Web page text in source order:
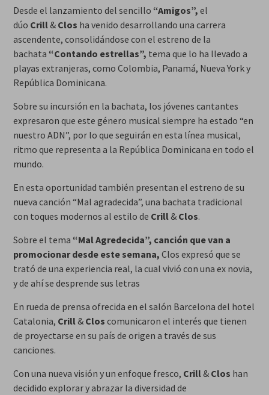
Desde el lanzamiento del sencillo “Amigos”, el
dúo Crill& Clos ha venido desarrollando una carrera
ascendente, consolidándose con el estreno de la
bachata “Contando estrellas”, tema que lo ha llevado a
playas extranjeras, como Colombia, Panamá, Nueva York y
República Dominicana.
Sobre su incursión en la bachata, los jóvenes cantantes
expresaron que este género musical siempre ha estado “en
nuestro ADN”, por lo que seguirán en esta línea musical,
ritmo que representa a la República Dominicana en todo el
mundo.
En esta oportunidad también presentan el estreno de su
nueva canción “Mal agradecida”, una bachata tradicional
con toques modernos al estilo de Crill& Clos.
Sobre el tema “Mal Agredecida”, canción que van a
promocionar desde este semana, Clos expresó que se
trató de una experiencia real, la cual vivió con una ex novia,
y de ahí se desprende sus letras
En rueda de prensa ofrecida en el salón Barcelona del hotel
Catalonia, Crill& Clos comunicaron el interés que tienen
de proyectarse en su país de origen a través de sus
canciones.
Con una nueva visión y un enfoque fresco, Crill& Clos han
decidido explorar y abrazar la diversidad de